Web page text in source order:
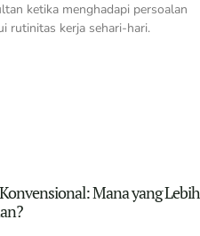
ketika menghadapi persoalan
rutinitas kerja sehari-hari.
Mana yang Lebih